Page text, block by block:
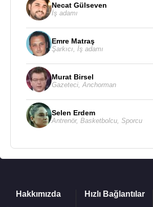
Necat Gülseven
İş adamı
Emre Matraş
Şarkıcı İş adamı
Murat Birsel
Gazeteci Anchorman
Selen Erdem
Antrenör, Basketbolcu Sporcu
Hakkımızda Hızlı Bağlantılar